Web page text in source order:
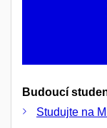
Budoucí
Studujte na